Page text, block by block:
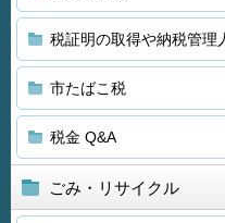
税証明の取得や納税管理
市たばこ税
税金 Q&A
ごみ・リサイクル